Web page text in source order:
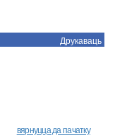
Друкаваць
вярнуцца да пачатку